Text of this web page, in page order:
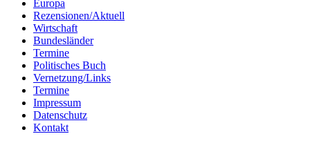
Europa
Rezensionen/Aktuell
Wirtschaft
Bundesländer
Termine
Politisches Buch
Vernetzung/Links
Termine
Impressum
Datenschutz
Kontakt